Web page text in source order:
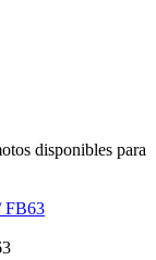
disponibles para
FB63